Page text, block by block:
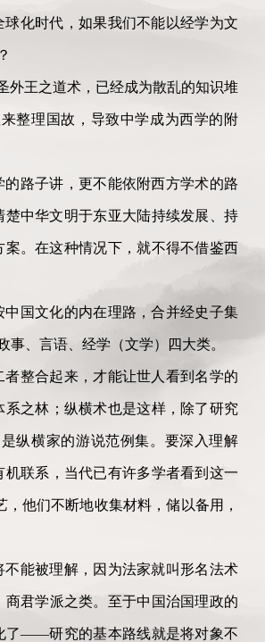
化时代，如果我们不能以经学为文
外王之道术，已经成为散乱的知识堆
整理国故，导致中学成为西学的附
路子讲，更不能依附西方学术的路
中华文明于东亚大陆持续发展、持
。在这种情况下，就不得不借鉴西
国文化的内在理路，合并经史子集
、言语、经学（文学）四大类。
整合起来，才能让世人看到名学的
之林；纵横术也是这样，除了研究
纵横家的游说范例集。要深入理解
联系，当代已有许多学者看到这一
他们不断地收集材料，储以备用，
能被理解，因为法家就叫形名法术
君学派之类。至于中国治国理政的
了——研究的基本路线就是将对象不